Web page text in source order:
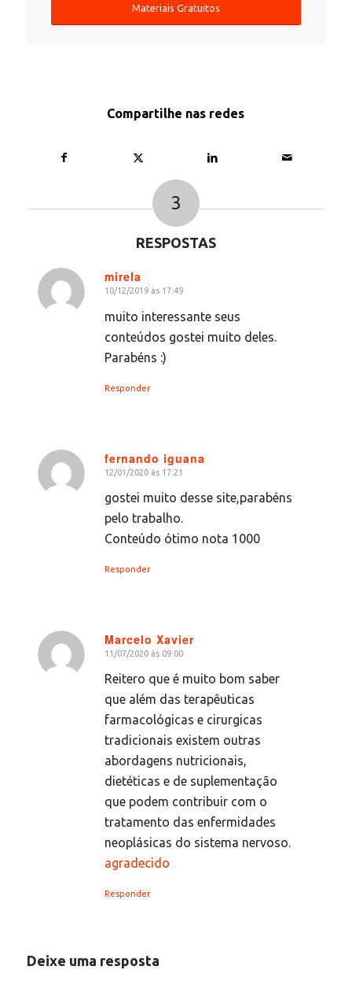
Materiais Gratuitos
Compartilhe nas redes
3
RESPOSTAS
mirela
diz:
10/12/2019 às 17:49
muito interessante seus
conteúdos gostei muito deles.
Parabéns :)
Responder
fernando iguana
diz:
12/01/2020 às 17:21
gostei muito desse site,parabéns
pelo trabalho.
Conteúdo ótimo nota 1000
Responder
Marcelo Xavier
diz:
11/07/2020 às 09:00
Reitero que é muito bom saber
que além das terapêuticas
farmacológicas e cirurgicas
tradicionais existem outras
abordagens nutricionais,
dietéticas e de suplementação
que podem contribuir com o
tratamento das enfermidades
neoplásicas do sistema nervoso.
agradecido
Responder
Deixe uma resposta